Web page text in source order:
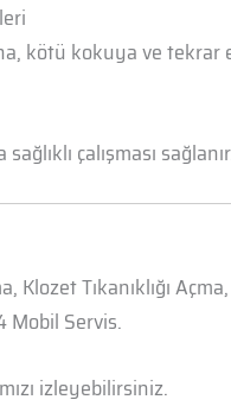
kötü kokuya ve tekrar
çalışması
Klozet Tıkanıklığı
Mobil Servis.
izleyebilirsiniz.